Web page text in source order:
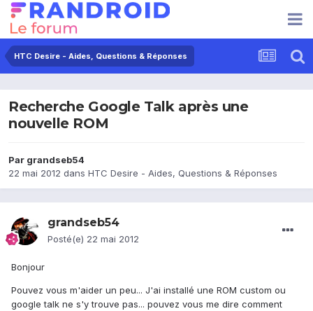
HTC Desire - Aides, Questions & Réponses
Recherche Google Talk après une
nouvelle ROM
Par grandseb54
22 mai 2012 dans HTC Desire - Aides, Questions & Réponses
grandseb54
Posté(e) 22 mai 2012
Bonjour
Pouvez vous m'aider un peu... J'ai installé une ROM custom ou
google talk ne s'y trouve pas... pouvez vous me dire comment